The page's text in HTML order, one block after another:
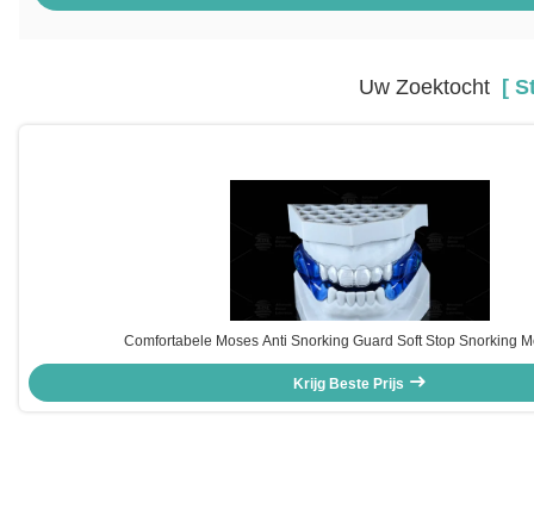
Uw Zoektocht[
Comfortabele Moses Anti Snorking Guard Soft Stop Snorking
Krijg Beste Prijs